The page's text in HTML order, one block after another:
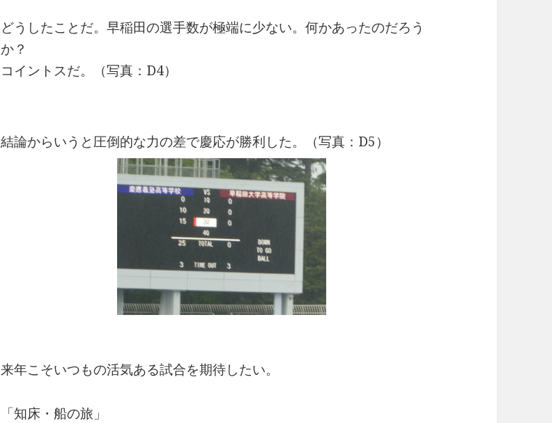
どうしたことだ。早稲田の選手数が極端に少ない。何かあったのだろう
か？
コイントスだ。（写真：D4）
結論からいうと圧倒的な力の差で慶応が勝利した。（写真：D5）
来年こそいつもの活気ある試合を期待したい。
「知床・船の旅」